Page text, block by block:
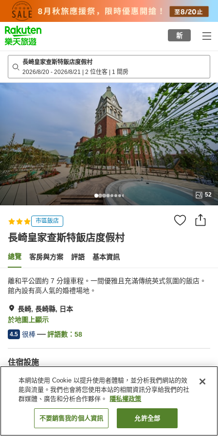
top
page
新
長崎皇家查斯特飯店度假村
2026/8/20 - 2026/8/21 | 2 位住客 | 1 間房
52
市區飯店
長崎皇家查斯特飯店度假村
總覽 客房與方案 評語 基本資訊
離和平公園約 7 分鐘車程。一間優雅且充滿傳統英式氛圍的飯店。
館內設有高人氣的婚禮場地。
長崎, 長崎縣, 日本
於地圖上顯示
4.5 很棒 評語數： 58
住宿設施
停車場
Spa／美容沙龍
餐廳
會議室
找客房
本網站使用 Cookie 以提升使用者體驗，並分析我們網站的效
能與流量。我們也會將您使用本站的相關資訊分享給我們的社
群媒體、廣告和分析合作夥伴。
隱私權政策
不要銷售我的個人資訊 允許全部